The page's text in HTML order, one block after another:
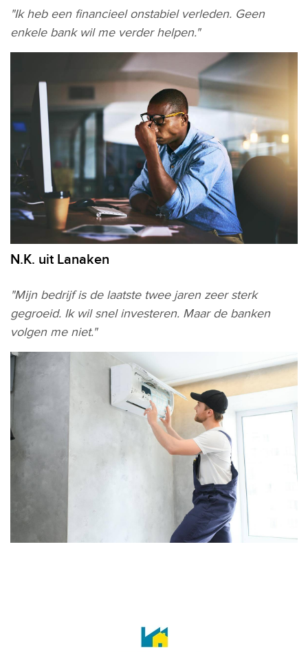
"Ik heb een financieel onstabiel verleden. Geen
enkele bank wil me verder helpen."
N.K. uit Lanaken
"Mijn bedrijf is de laatste twee jaren zeer sterk
gegroeid. Ik wil snel investeren. Maar de banken
volgen me niet."